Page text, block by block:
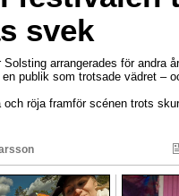
svek
arrangerades för andra
publik som trotsade vädret –
röja framför scénen trots